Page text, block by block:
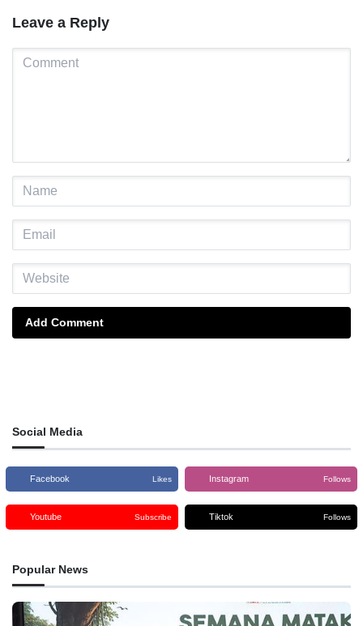
Leave a Reply
Add Comment
Social Media
Facebook Likes Instagram Follows
Youtube Subscribe Tiktok Follows
Popular News